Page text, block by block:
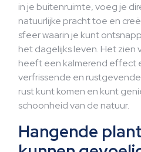
in je buitenruimte, voeg je
natuurlijke pracht toe en
sfeer waarin je kunt
het dagelijks leven. Het zien
heeft een kalmerend effect
verfrissende en
rust kunt komen en kunt
schoonheid van de natuur.
Hangende